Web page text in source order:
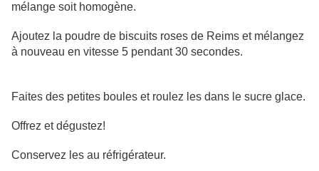
mélange soit homogène.
Ajoutez la poudre de biscuits roses de Reims et mélangez
à nouveau en vitesse 5 pendant 30 secondes.
Faites des petites boules et roulez les dans le sucre glace.
Offrez et dégustez!
Conservez les au réfrigérateur.